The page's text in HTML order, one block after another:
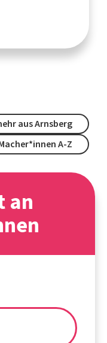
aus Arnsberg
A-Z
an